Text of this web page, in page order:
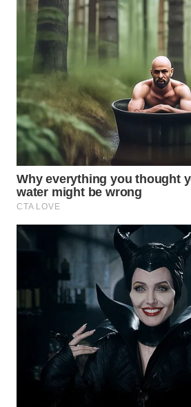
WN
KARAWANG
WN
BEKASI
WN
BOGOR
WN
DEPOK
WN
TAPANULI
SAMOSIR
WN
PADANG
LAWAS